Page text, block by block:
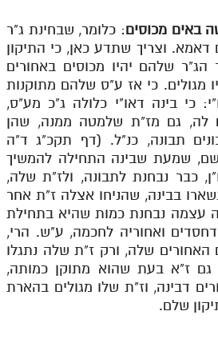
באים מכוסים: כלומר, שבחינת ג"ר
וצריך שתדע כאן, כי התיקון
שלהם יהיו מכוסים באחורים
מגולים. כי אז ע"ס שלהם מתוקנות
כי בינה דאו"י כלולה ג"כ מע"ס,
לה, גם מז"ת שלמטה ממנה, שהן
תבונה, כנ"ל. (דף תקכ"ג ד"ה
שם, שמעת שבינה התחילה להמשיך
כבר נבחנת לתבונה, ולז"ת שלה,
בבינה, שהניחו אצלה ז"ת אחר
עצמה נבחנת כמות שהיא בתחילת
דחסדים ואחוריה לחכמה, ע"ש. הרי,
האחורים שלה, ורק ז"ת שלה נתגלו
גם ז"א בעת שהוא מתוקן כמותה,
דבינה, וז"ת שלו מגולים בהארת
שלם.